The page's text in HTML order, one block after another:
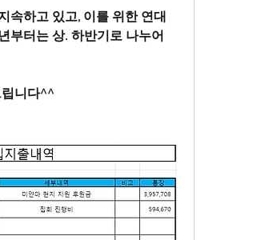
속하고 있고, 이를 위한 연대
부터는 상. 하반기로 나누어
니다^^